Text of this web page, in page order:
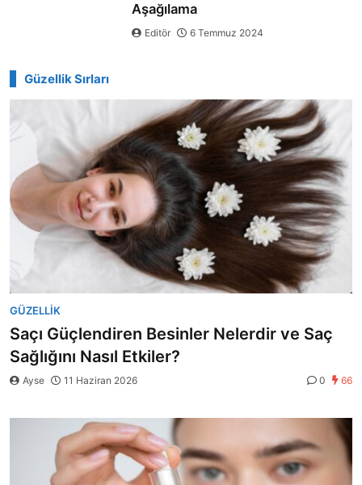
Aşağılama
Editör 6 Temmuz 2024
Güzellik Sırları
GÜZELLIK
Saçı Güçlendiren Besinler Nelerdir ve Saç
Sağlığını Nasıl Etkiler?
Ayse 11 Haziran 2026 0 66